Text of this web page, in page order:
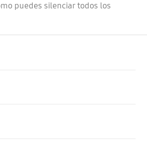
puedes silenciar todos los